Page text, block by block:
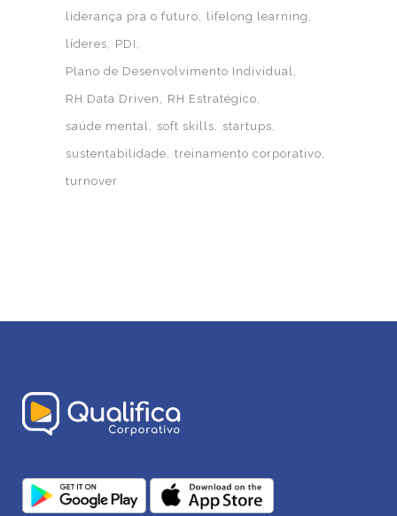
liderança pra o futuro lifelong learning
líderes PDI
Plano de Desenvolvimento Individual
RH Data Driven RH Estratégico
saúde mental soft skills startups
sustentabilidade treinamento corporativo
turnover